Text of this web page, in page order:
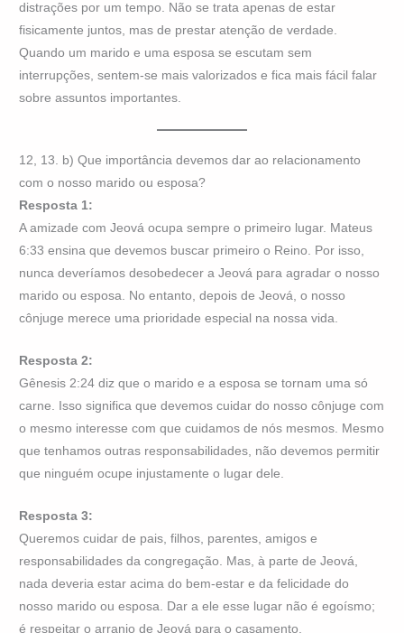
distrações por um tempo. Não se trata apenas de estar
fisicamente juntos, mas de prestar atenção de verdade.
Quando um marido e uma esposa se escutam sem
interrupções, sentem-se mais valorizados e fica mais fácil falar
sobre assuntos importantes.
12, 13. b) Que importância devemos dar ao relacionamento
com o nosso marido ou esposa?
Resposta 1:
A amizade com Jeová ocupa sempre o primeiro lugar. Mateus
6:33 ensina que devemos buscar primeiro o Reino. Por isso,
nunca deveríamos desobedecer a Jeová para agradar o nosso
marido ou esposa. No entanto, depois de Jeová, o nosso
cônjuge merece uma prioridade especial na nossa vida.
Resposta 2:
Gênesis 2:24 diz que o marido e a esposa se tornam uma só
carne. Isso significa que devemos cuidar do nosso cônjuge com
o mesmo interesse com que cuidamos de nós mesmos. Mesmo
que tenhamos outras responsabilidades, não devemos permitir
que ninguém ocupe injustamente o lugar dele.
Resposta 3:
Queremos cuidar de pais, filhos, parentes, amigos e
responsabilidades da congregação. Mas, à parte de Jeová,
nada deveria estar acima do bem-estar e da felicidade do
nosso marido ou esposa. Dar a ele esse lugar não é egoísmo;
é respeitar o arranjo de Jeová para o casamento.